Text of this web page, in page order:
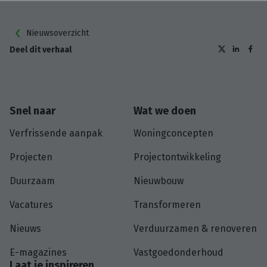
Nieuwsoverzicht
Deel dit verhaal
Snel naar
Verfrissende aanpak
Projecten
Duurzaam
Vacatures
Nieuws
E-magazines
Wat we doen
Woningconcepten
Projectontwikkeling
Nieuwbouw
Transformeren
Verduurzamen & renoveren
Vastgoedonderhoud